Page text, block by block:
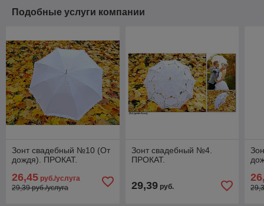
Подобные услуги компании
Зонт свадебный №10 (От
дождя). ПРОКАТ.
26,45 руб./услуга
29,39 руб./услуга
Зонт свадебный №4.
ПРОКАТ.
29,39руб.